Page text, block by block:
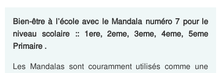
Bien-être à l’école avec le Mandala numéro 7 pour le
niveau scolaire :: 1ere, 2eme, 3eme, 4eme, 5eme
Primaire .
Les Mandalas sont couramment utilisés comme une